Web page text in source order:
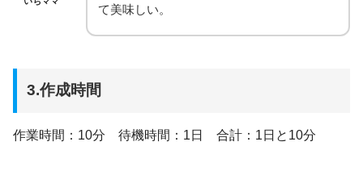
て美味しい。
3.作成時間
作業時間：10分 待機時間：1日 合計：1日と10分